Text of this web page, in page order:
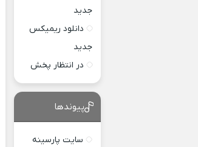
جدید
دانلود ریمیکس
جدید
در انتظار پخش
پیوندها
سایت پارسینه